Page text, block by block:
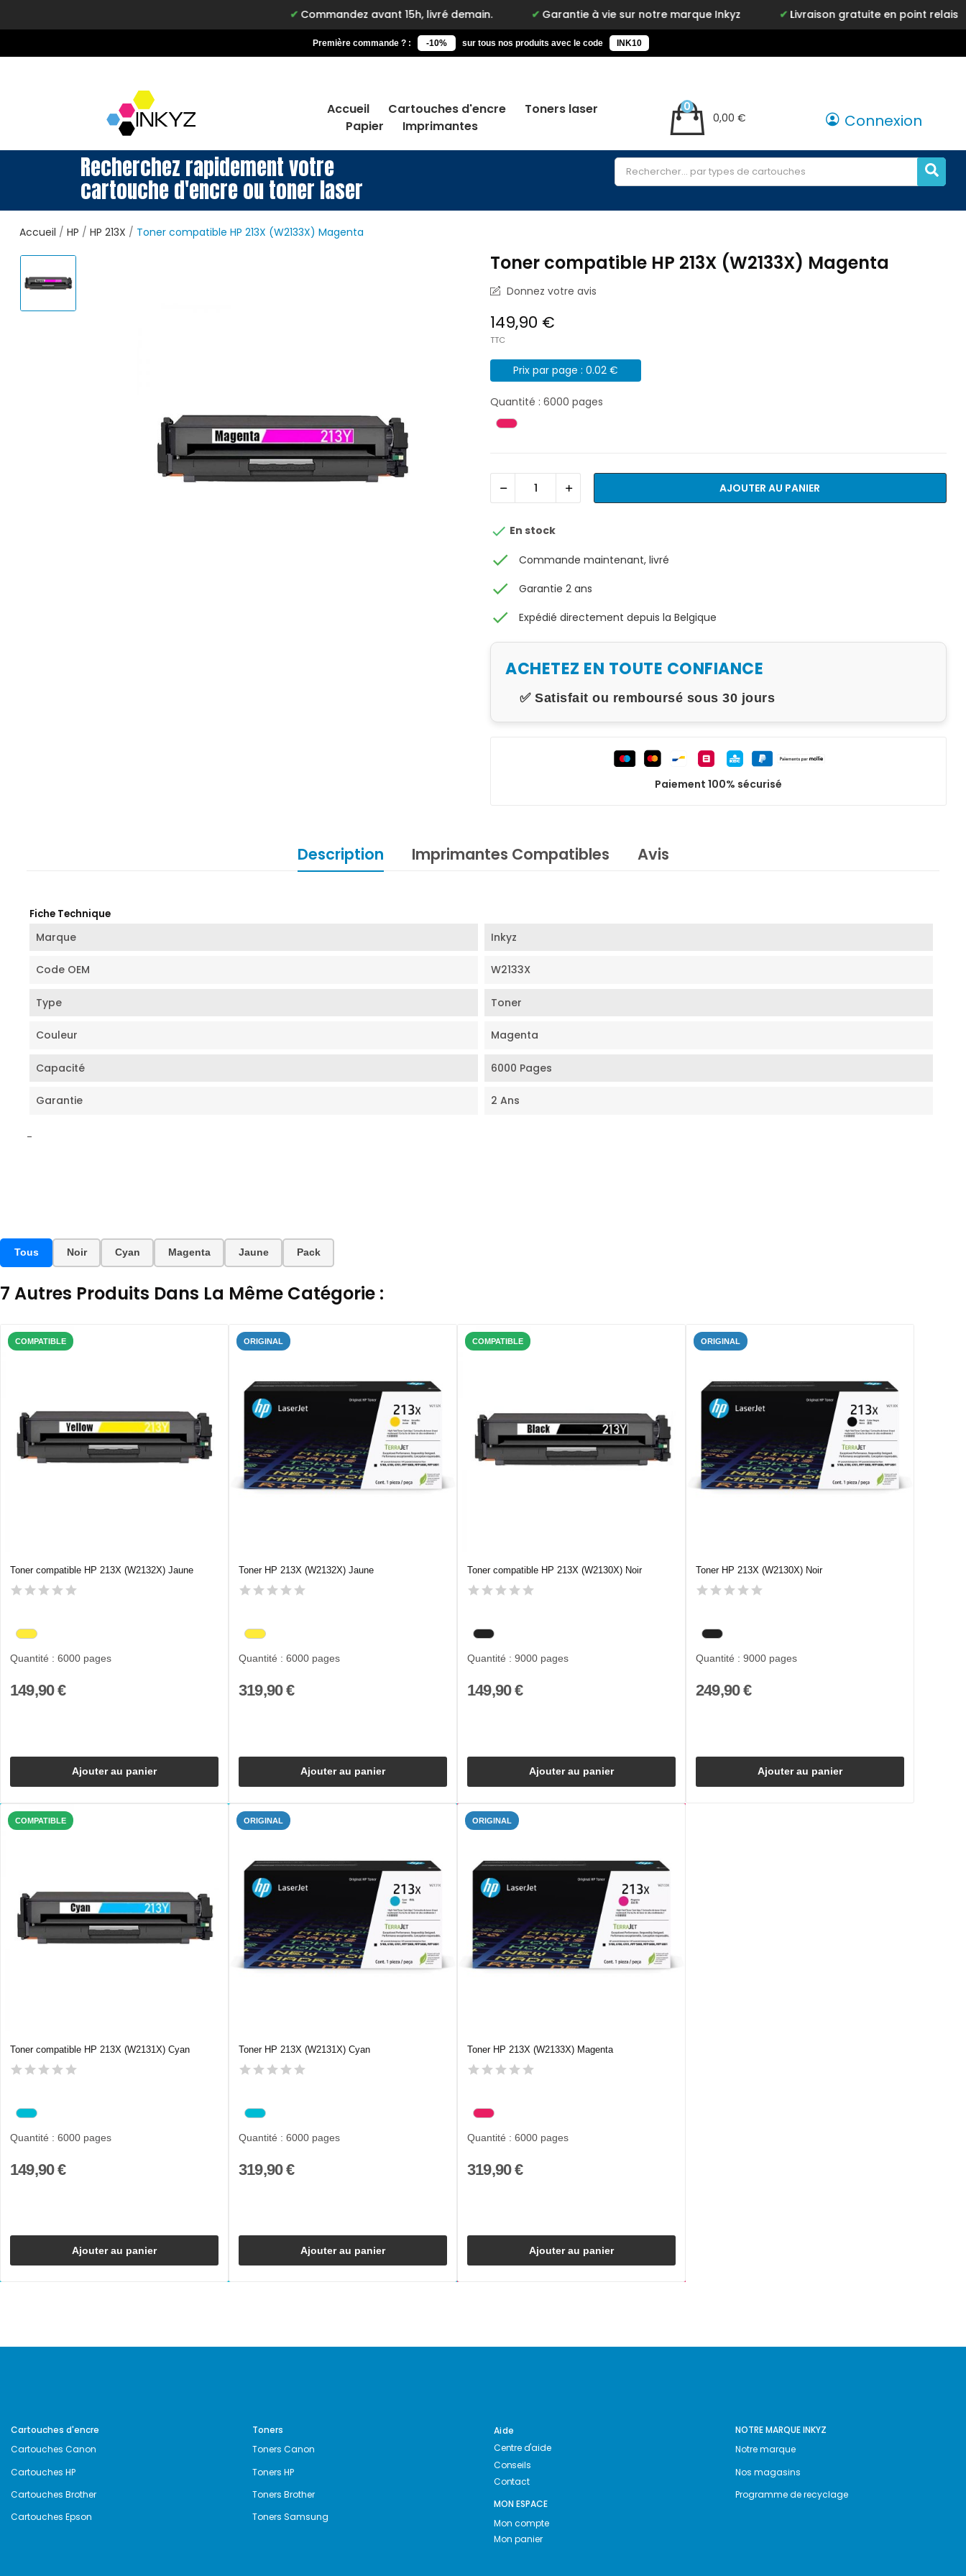
Commandez avant 15h, livré demain. Garantie à vie sur notre marque Inkyz Livraison gratuite en point relais
Première commande ? : -10% sur tous nos produits avec le code INK10
Accueil Cartouches d'encre
Toners laser
Papier
Imprimantes
0,00 €
0
Connexion
Recherchez rapidement votre
cartouche d'encre ou toner laser
Accueil HP HP 213X Toner compatible HP 213X (W2133X) Magenta
Toner compatible HP 213X (W2133X) Magenta
Donnez votre avis
149,90 €
TTC
Prix par page : 0.02 €
Quantité : 6000 pages
AJOUTER AU PANIER
 En stock
check Commande maintenant, livré
check Garantie 2 ans
check Expédié directement depuis la Belgique
ACHETEZ EN TOUTE CONFIANCE
✅ Satisfait ou remboursé sous 30 jours
Paiement 100% sécurisé
Description Imprimantes Compatibles Avis
Fiche Technique
Marque Inkyz
Code OEM W2133X
Type Toner
Couleur Magenta
Capacité 6000 Pages
Garantie 2 Ans
-
Tous Noir Cyan Magenta Jaune Pack
7 Autres Produits Dans La Même Catégorie :
COMPATIBLE
Toner compatible HP 213X (W2132X) Jaune
Quantité : 6000 pages
149,90 €
Ajouter au panier
ORIGINAL
Toner HP 213X (W2132X) Jaune
Quantité : 6000 pages
319,90 €
Ajouter au panier
COMPATIBLE
Toner compatible HP 213X (W2130X) Noir
Quantité : 9000 pages
149,90 €
Ajouter au panier
ORIGINAL
Toner HP 213X (W2130X) Noir
Quantité : 9000 pages
249,90 €
Ajouter au panier
COMPATIBLE
Toner compatible HP 213X (W2131X) Cyan
Quantité : 6000 pages
149,90 €
Ajouter au panier
ORIGINAL
Toner HP 213X (W2131X) Cyan
Quantité : 6000 pages
319,90 €
Ajouter au panier
ORIGINAL
Toner HP 213X (W2133X) Magenta
Quantité : 6000 pages
319,90 €
Ajouter au panier
Cartouches d'encre
Cartouches Canon
Cartouches HP
Cartouches Brother
Cartouches Epson
Toners
Toners Canon
Toners HP
Toners Brother
Toners Samsung
Aide
Centre d'aide
Conseils
Contact
MON ESPACE
Mon compte
Mon panier
NOTRE MARQUE INKYZ
Notre marque
Nos magasins
Programme de recyclage